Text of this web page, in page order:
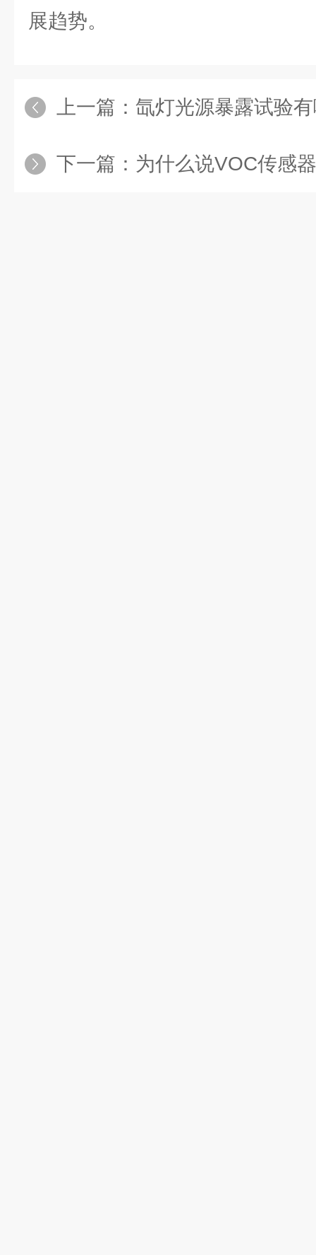
展趋势。
上一篇： 氙灯光源暴露试验
下一篇： 为什么说VOC传感器能